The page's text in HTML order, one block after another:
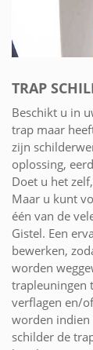
TRAP
Beschikt u in
trap maar
zijn
oplossing,
Doet u het
Maar u kunt
één van de
Gistel. Een
bewerken,
worden
trapleuningen
verflagen en/
worden indien
schilder de